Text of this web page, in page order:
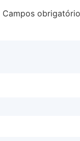
Campos